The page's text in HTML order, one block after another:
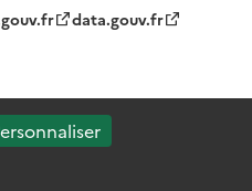
data.gouv.fr